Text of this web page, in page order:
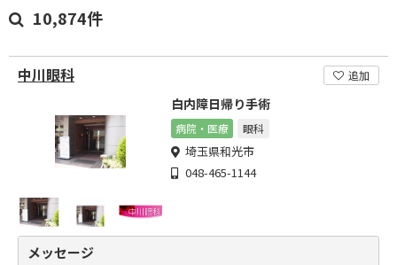
10,874件
中川眼科 追加
白内障日帰り手術
病院・医療 眼科
埼玉県和光市
048-465-1144
メッセージ